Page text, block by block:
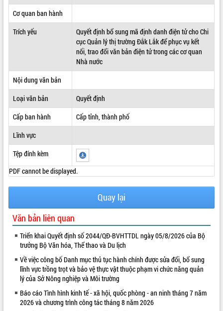
HỆ THỐNG VĂN BẢN
VĂN BẢN HĐND TỈNH
QUY HOẠCH - KẾ HOẠCH
VIDEO
Loading the player...
Cơ quan ban hành
Trích yếu
Quyết định bổ sung mã định danh điện tử cho Chi
cục Quản lý thị trường Đắk Lắk để phục vụ kết
nối, trao đổi văn bản điện tử trong các cơ quan
Nhà nước
Nội dung văn bản
Loại văn bản
Quyết định
Cấp ban hành
Cấp tỉnh, thành phố
Lĩnh vực
Tệp đính kèm
PDF cannot be displayed.
Quay lại
Văn bản liên quan
Triển khai Quyết định số 2044/QĐ-BVHTTDL ngày 05/8/2026 của Bộ
trưởng Bộ Văn hóa, Thể thao và Du lịch
Về việc công bố Danh mục thủ tục hành chính được sửa đổi, bổ sung
lĩnh vực trồng trọt và bảo vệ thực vật thuộc phạm vi chức năng quản
lý của Sở Nông nghiệp và Môi trường
Báo cáo Tình hình kinh tế - xã hội, quốc phòng - an ninh tháng 7 năm
2026 và chương trình công tác tháng 8 năm 2026